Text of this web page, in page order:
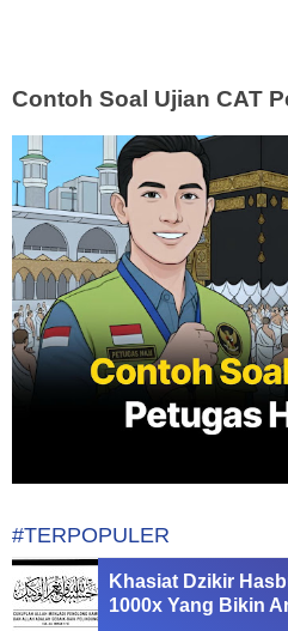
Contoh Soal Ujian CAT
#TERPOPULER
Khasiat Dzikir
1000x Yang Bikin